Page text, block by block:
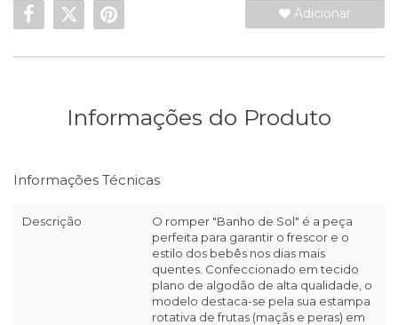
Adicionar
Informações do Produto
Informações Técnicas
Descrição
O romper "Banho de Sol" é a peça
perfeita para garantir o frescor e o
estilo dos bebês nos dias mais
quentes. Confeccionado em tecido
plano de algodão de alta qualidade, o
modelo destaca-se pela sua estampa
rotativa de frutas (maçãs e peras) em